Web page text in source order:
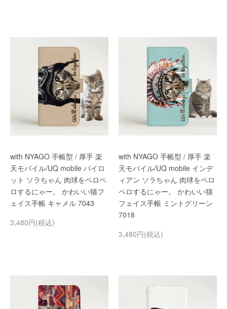
with NYAGO 手帳型 / 厚手 楽
天モバイル/UQ mobile パイロ
ット ソラちゃん 肉球をペロペ
ロするにゃー。 かわいい猫フ
ェイス手帳 キャメル 7043
3,480円(税込)
with NYAGO 手帳型 / 厚手 楽
天モバイル/UQ mobile インデ
ィアン ソラちゃん 肉球をペロ
ペロするにゃー。 かわいい猫
フェイス手帳 ミントグリーン
7018
3,480円(税込)